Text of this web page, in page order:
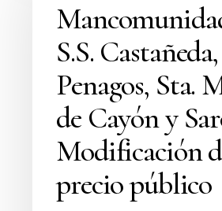
Castañeda,
Penagos,
María
Saro.
Modificación
S.S. Castañeda,
Penagos, Sta.
de Cayón y
Modificación
precio público